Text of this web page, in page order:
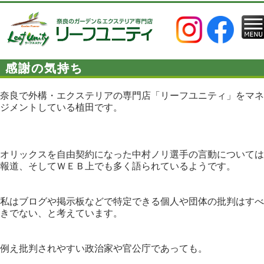
感謝の気持ち
奈良で外構・エクステリアの専門店「リーフユニティ」をマネ
ジメントしている植田です。
オリックスを自由契約になった中村ノリ選手の言動については
報道、そしてＷＥＢ上でも多く語られているようです。
私はブログや掲示板などで特定できる個人や団体の批判はすべ
きでない、と考えています。
例え批判されやすい政治家や官公庁であっても。